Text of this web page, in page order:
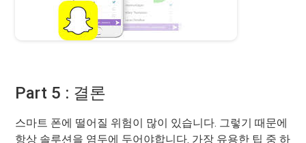
Part 5 : 결론
스마트 폰에 떨어질 위험이 많이 있습니다. 그렇기 때문에
항상 솔루션을 염두에 두어야합니다. 가장 유용한 팁 중 하